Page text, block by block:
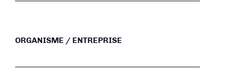
ORGANISME / ENTREPRISE